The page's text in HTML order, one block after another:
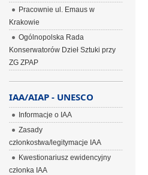
Pracownie ul. Emaus w
Krakowie
Ogólnopolska Rada
Konserwatorów Dzieł Sztuki przy
ZG ZPAP
IAA/AIAP - UNESCO
Informacje o IAA
Zasady
członkostwa/legitymacje IAA
Kwestionariusz ewidencyjny
członka IAA